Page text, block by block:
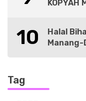
KOPYAH
10
Halal
Manang-
Tag